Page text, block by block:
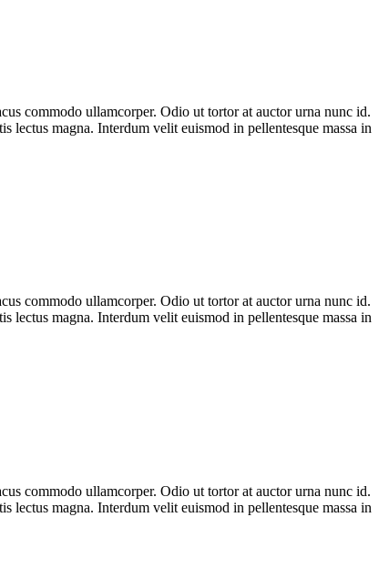
commodo ullamcorper. Odio ut tortor at auctor urna nunc id.
magna. Interdum velit euismod in pellentesque massa in
commodo ullamcorper. Odio ut tortor at auctor urna nunc id.
magna. Interdum velit euismod in pellentesque massa in
commodo ullamcorper. Odio ut tortor at auctor urna nunc id.
magna. Interdum velit euismod in pellentesque massa in